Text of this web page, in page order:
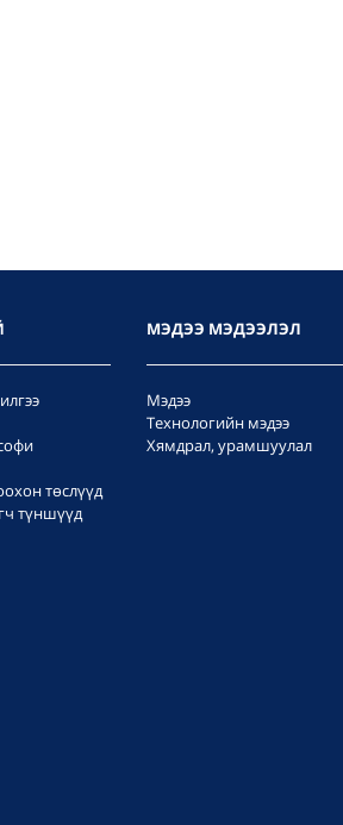
төслүүд
түншүүд
МЭДЭЭ МЭДЭЭЛЭЛ
Мэдээ
Технологийн мэдээ
Хямдрал, урамшуулал